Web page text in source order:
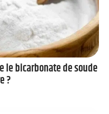
le bicarbonate de soude
?